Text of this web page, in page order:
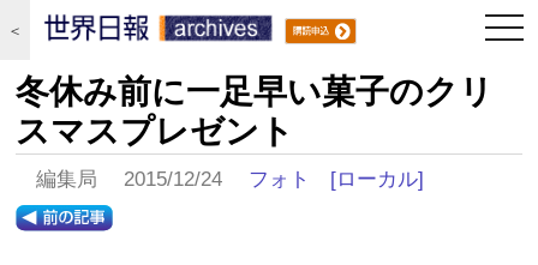
＜
冬休み前に一足早い菓子のクリ
スマスプレゼント
編集局 2015/12/24 フォト [ローカル]